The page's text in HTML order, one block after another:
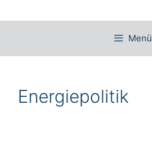
Menü
Energiepolitik